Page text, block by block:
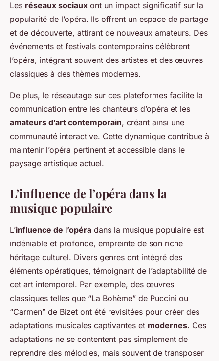
Les réseaux sociaux ont un impact significatif sur la
popularité de l’opéra. Ils offrent un espace de partage
et de découverte, attirant de nouveaux amateurs. Des
événements et festivals contemporains célèbrent
l’opéra, intégrant souvent des artistes et des œuvres
classiques à des thèmes modernes.
De plus, le réseautage sur ces plateformes facilite la
communication entre les chanteurs d’opéra et les
amateurs d’art contemporain, créant ainsi une
communauté interactive. Cette dynamique contribue à
maintenir l’opéra pertinent et accessible dans le
paysage artistique actuel.
L’influence de l’opéra dans la
musique populaire
L’influence de l’opéra dans la musique populaire est
indéniable et profonde, empreinte de son riche
héritage culturel. Divers genres ont intégré des
éléments opératiques, témoignant de l’adaptabilité de
cet art intemporel. Par exemple, des œuvres
classiques telles que “La Bohème” de Puccini ou
“Carmen” de Bizet ont été revisitées pour créer des
adaptations musicales captivantes et modernes. Ces
adaptations ne se contentent pas simplement de
reprendre des mélodies, mais souvent de transposer